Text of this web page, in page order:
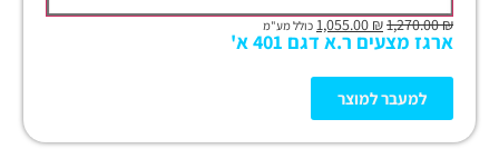
₪
1,270.00
₪ כולל מע"מ
ארגז מצעים ר.א דגם 401 א'
למעבר למוצר